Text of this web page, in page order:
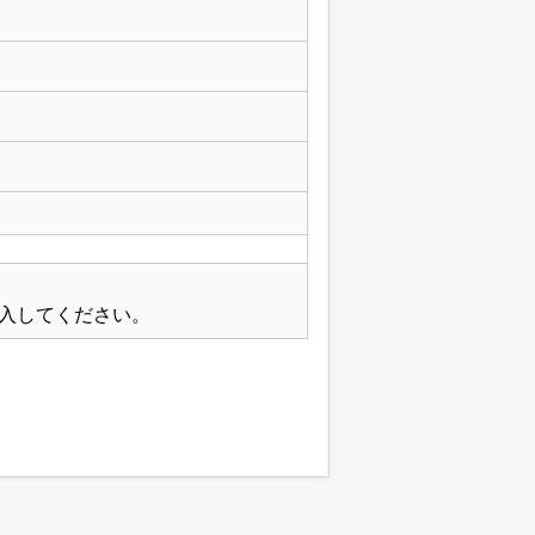
してください。